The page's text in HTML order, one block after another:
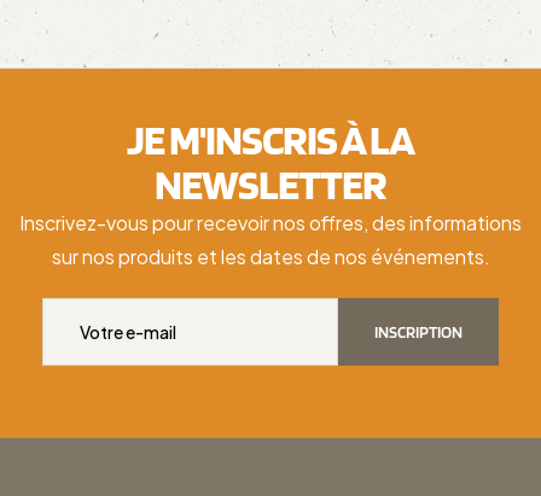
JE M'INSCRIS À LA
NEWSLETTER
Inscrivez-vous pour recevoir nos offres, des informations
sur nos produits et les dates de nos événements.
INSCRIPTION